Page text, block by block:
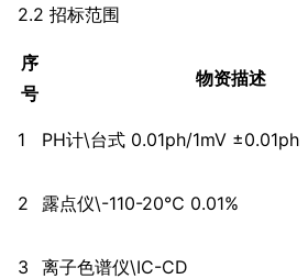
2.2 招标范围
序
号
物资描述
1 PH计\台式 0.01ph/1mV ±0.01ph
2 露点仪\-110-20℃ 0.01%
3 离子色谱仪\IC-CD